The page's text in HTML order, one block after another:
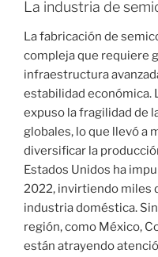
La industria de
La fabricación de
compleja que requiere
infraestructura
estabilidad económica.
expuso la fragilidad de
globales, lo que llevó a
diversificar la
Estados Unidos ha
2022, invirtiendo miles
industria doméstica.
región, como México,
están atrayendo